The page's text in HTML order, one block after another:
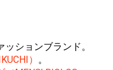
ションブランド。
） 。